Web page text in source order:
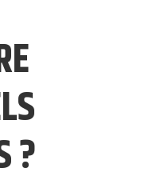
?